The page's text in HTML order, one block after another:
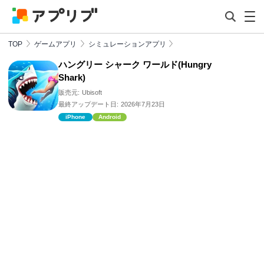
TOP ゲームアプリ シミュレーションアプリ
ハングリー シャーク ワールド(Hungry
Shark)
販売元: Ubisoft
最終アップデート日: 2026年7月23日
iPhone Android